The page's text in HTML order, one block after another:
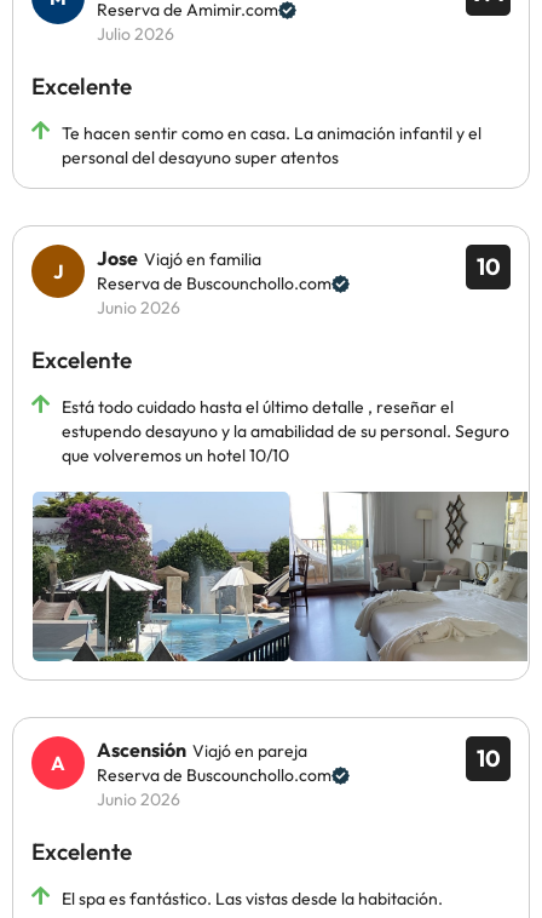
Reserva de Amimir.com
Julio 2026
Excelente
Te hacen sentir como en casa. La animación infantil y el
personal del desayuno super atentos
10
Jose Viajó en familia
Reserva de Buscounchollo.com
Junio 2026
Excelente
Está todo cuidado hasta el último detalle , reseñar el
estupendo desayuno y la amabilidad de su personal. Seguro
que volveremos un hotel 10/10
10
Ascensión Viajó en pareja
Reserva de Buscounchollo.com
Junio 2026
Excelente
El spa es fantástico. Las vistas desde la habitación.